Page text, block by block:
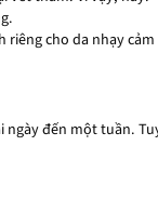
riêng cho da nhạy
ngày đến một tuần.